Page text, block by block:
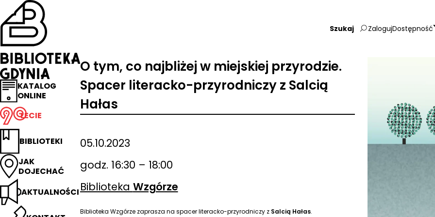
Przejdź
na
stronę
główną
Biblioteka
Gdynia
KATALOG
ONLINE
LECIE
BIBLIOTEKI
JAK
DOJECHAĆ
AKTUALNOŚCI
Wpisz
ZalogujDostępność
O tym, co najbliżej w miejskiej przyrodzie.
Spacer literacko-przyrodniczy z Salcią
Hałas
05.10.2023
godz. 16:30 – 18:00
Biblioteka Wzgórze
Biblioteka Wzgórze zaprasza na spacer literacko-przyrodniczy z Salcią Hałas.